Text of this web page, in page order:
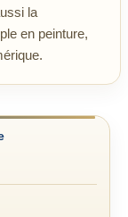
la
en peinture,